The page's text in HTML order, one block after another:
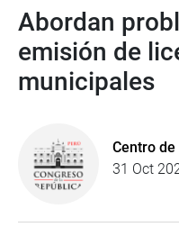
Abordan
emisión de
municipales
Centro
31 Oct